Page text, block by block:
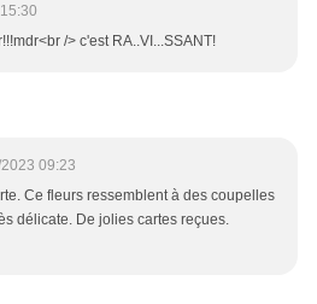
/> c'est RA..VI...SSANT!
09:23
Ce fleurs ressemblent à des coupelles
délicate. De jolies cartes reçues.